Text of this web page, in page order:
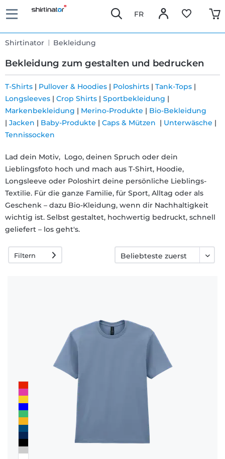
FR
Shirtinator Bekleidung
Bekleidung zum gestalten und bedrucken
Schnelle
Lieferung
30 Tage
Umtauschrecht
Rückgaberecht
Häufige
Fragen
T-Shirts | Pullover & Hoodies | Poloshirts | Tank-Tops |
Longsleeves | Crop Shirts | Sportbekleidung |
Markenbekleidung | Merino-Produkte | Bio-Bekleidung
| Jacken | Baby-Produkte | Caps & Mützen | Unterwäsche |
Tennissocken
Lad dein Motiv, Logo, deinen Spruch oder dein
Lieblingsfoto hoch und mach aus T-Shirt, Hoodie,
Longsleeve oder Poloshirt deine persönliche Lieblings-
Textilie. Für die ganze Familie, für Sport, Alltag oder als
Geschenk – dazu Bio-Kleidung, wenn dir Nachhaltigkeit
wichtig ist. Selbst gestaltet, hochwertig bedruckt, schnell
geliefert – los geht's.
Filtern